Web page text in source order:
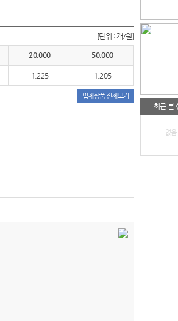
최근 본
없음
[단위 : 개/원]
20,000 50,000
1,225 1,205
업체상품 전체보기